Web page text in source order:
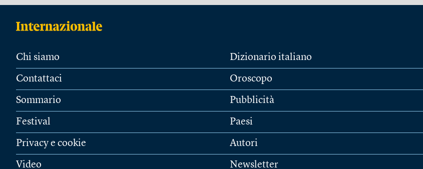
Chi siamo
Contattaci
Sommario
Festival
Privacy e cookie
Video
Dizionario italiano
Oroscopo
Pubblicità
Paesi
Autori
Newsletter